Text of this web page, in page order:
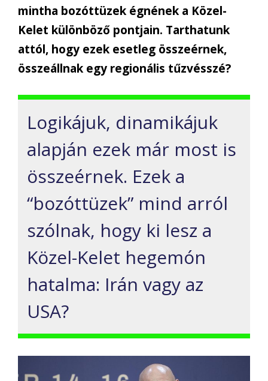
mintha bozóttüzek égnének a Közel-
Kelet különböző pontjain. Tarthatunk
attól, hogy ezek esetleg összeérnek,
összeállnak egy regionális tűzvésszé?
Logikájuk, dinamikájuk
alapján ezek már most is
összeérnek. Ezek a
“bozóttüzek” mind arról
szólnak, hogy ki lesz a
Közel-Kelet hegemón
hatalma: Irán vagy az
USA?